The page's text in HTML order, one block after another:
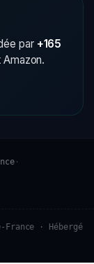
par +165
·
· Hébergé